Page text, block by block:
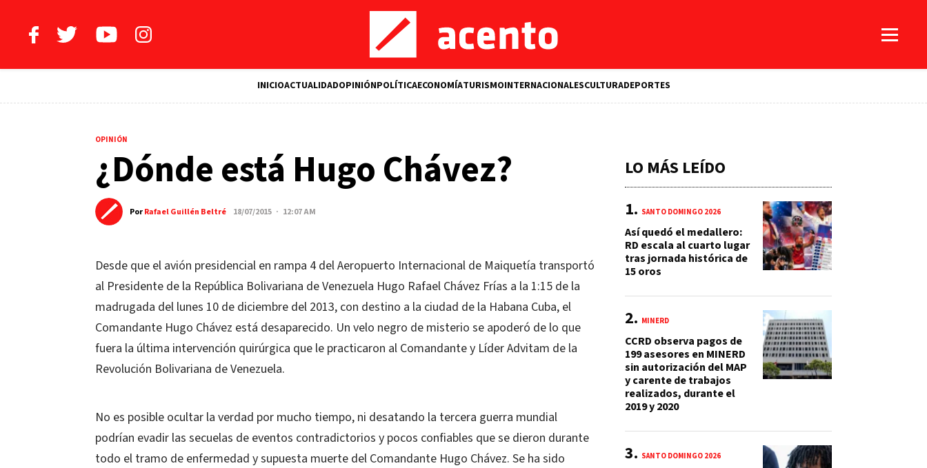
INICIOACTUALIDADOPINIÓNPOLÍTICAECONOMÍATURISMOINTERNACIONALESCULTURADEPORTES
OPINIÓN
¿Dónde está Hugo Chávez?
PorRafael Guillén Beltré 18/07/2015 · 12:07 AM
Desde que el avión presidencial en rampa 4 del Aeropuerto Internacional de Maiquetía transportó
al Presidente de la República Bolivariana de Venezuela Hugo Rafael Chávez Frías a la 1:15 de la
madrugada del lunes 10 de diciembre del 2013, con destino a la ciudad de la Habana Cuba, el
Comandante Hugo Chávez está desaparecido. Un velo negro de misterio se apoderó de lo que
fuera la última intervención quirúrgica que le practicaron al Comandante y Líder Advitam de la
Revolución Bolivariana de Venezuela.
No es posible ocultar la verdad por mucho tiempo, ni desatando la tercera guerra mundial
podrían evadir las secuelas de eventos contradictorios y pocos confiables que se dieron durante
todo el tramo de enfermedad y supuesta muerte del Comandante Hugo Chávez. Se ha sido
LO MÁS LEÍDO
SANTO DOMINGO 2026
Así quedó el medallero:
RD escala al cuarto lugar
tras jornada histórica de
15 oros
MINERD
CCRD observa pagos de
199 asesores en MINERD
sin autorización del MAP
y carente de trabajos
realizados, durante el
2019 y 2020
SANTO DOMINGO 2026